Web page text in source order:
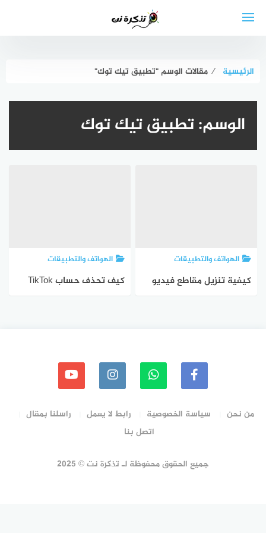
الرئيسية ⁄ مقالات الوسم "تطبيق تيك توك"
الوسم:تطبيق تيك توك
الهواتف والتطبيقات
كيفية تنزيل مقاطع فيديو
الهواتف والتطبيقات
كيف تحذف حساب TikTok
من نحن سياسة الخصوصية رابط لا يعمل
راسلنا بمقال
اتصل بنا
جميع الحقوق محفوظة لـ تذكرة نت © 2025